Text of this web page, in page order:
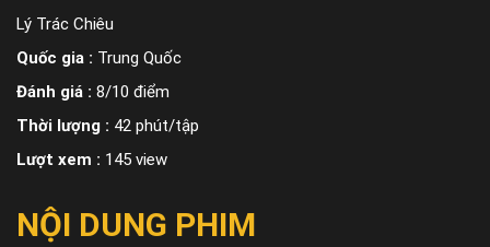
Lý Trác Chiêu
Quốc gia : Trung Quốc
Đánh giá : 8/10 điểm
Thời lượng : 42 phút/tập
Lượt xem : 145 view
NỘI DUNG PHIM